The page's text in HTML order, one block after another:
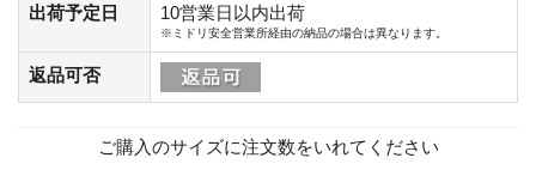
出荷予定日 10営業日以内出荷
※ミドリ安全営業所経由の納品の場合は異なります。
返品可否
ご購入のサイズに注文数をいれてください